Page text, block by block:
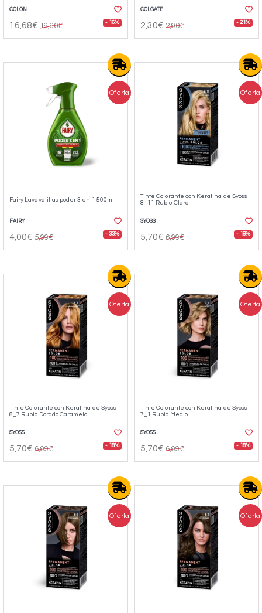
COLON
16,68€ 19,90€ - 16%
COLGATE
2,30€ 2,90€ - 21%
Oferta
Fairy Lavavajillas poder 3 en 1 500ml
FAIRY
4,00€ 5,99€ - 33%
Oferta
Tinte Colorante con Keratina de Syoss
8_11 Rubio Claro
SYOSS
5,70€ 6,99€ - 18%
Oferta
Tinte Colorante con Keratina de Syoss
8_7 Rubio Dorado Caramelo
SYOSS
5,70€ 6,99€ - 18%
Oferta
Tinte Colorante con Keratina de Syoss
7_1 Rubio Medio
SYOSS
5,70€ 6,99€ - 18%
Oferta Oferta